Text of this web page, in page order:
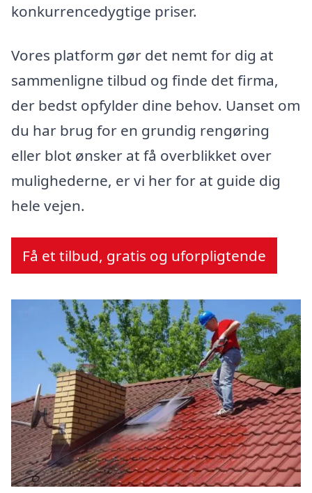
konkurrencedygtige priser.
Vores platform gør det nemt for dig at
sammenligne tilbud og finde det firma,
der bedst opfylder dine behov. Uanset om
du har brug for en grundig rengøring
eller blot ønsker at få overblikket over
mulighederne, er vi her for at guide dig
hele vejen.
Få et tilbud, gratis og uforpligtende